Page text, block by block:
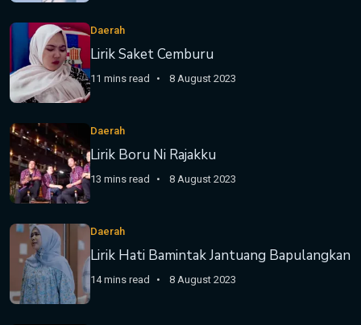
Daerah
Lirik Saket Cemburu
11 mins read 8 August 2023
Daerah
Lirik Boru Ni Rajakku
13 mins read 8 August 2023
Daerah
Lirik Hati Bamintak Jantuang Bapulangkan
14 mins read 8 August 2023